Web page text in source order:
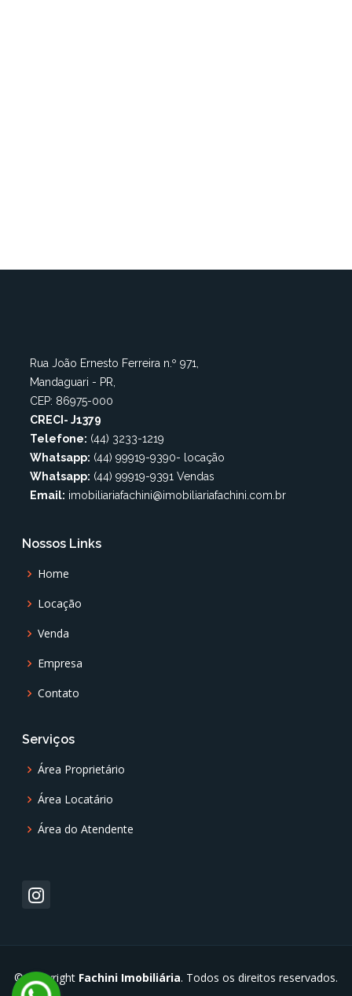
Rua João Ernesto Ferreira n.º 971,
Mandaguari - PR,
CEP: 86975-000
CRECI- J1379
Telefone: (44) 3233-1219
Whatsapp: (44) 99919-9390- locação
Whatsapp: (44) 99919-9391 Vendas
Email: imobiliariafachini@imobiliariafachini.com.br
Nossos Links
Home
Locação
Venda
Empresa
Contato
Serviços
Área Proprietário
Área Locatário
Área do Atendente
© Copyright Fachini Imobiliária. Todos os direitos reservados.